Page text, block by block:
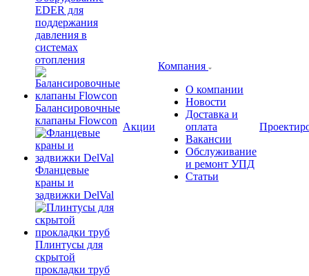
EDER для
поддержания
давления в
системах
отопления
Балансировочные
клапаны Flowcon
Фланцевые
краны и
задвижки DelVal
Плинтусы для
скрытой
прокладки труб
Акции
Компания
О компании
Новости
Доставка и
оплата
Вакансии
Обслуживание
и ремонт УПД
Статьи